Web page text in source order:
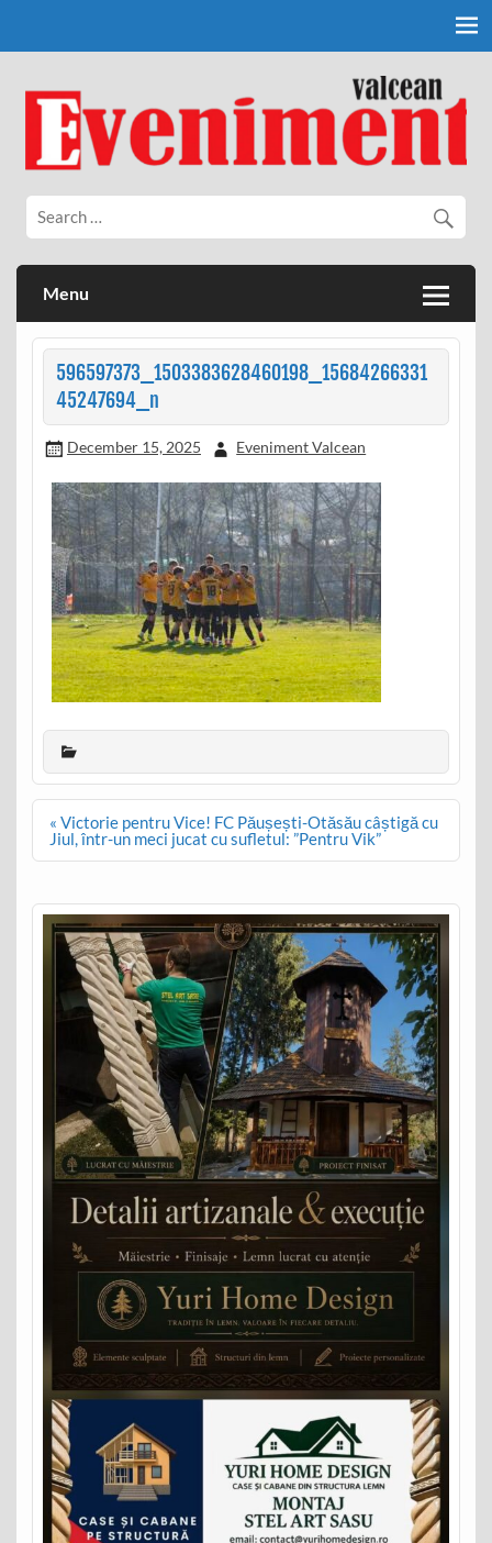
Eveniment Valcean
Menu
596597373_1503383628460198_15684266331
45247694_n
December 15, 2025 Eveniment Valcean
Post
navigation
« Victorie pentru Vice! FC Păușești-Otăsău câștigă cu
Jiul, într-un meci jucat cu sufletul: ”Pentru Vik”